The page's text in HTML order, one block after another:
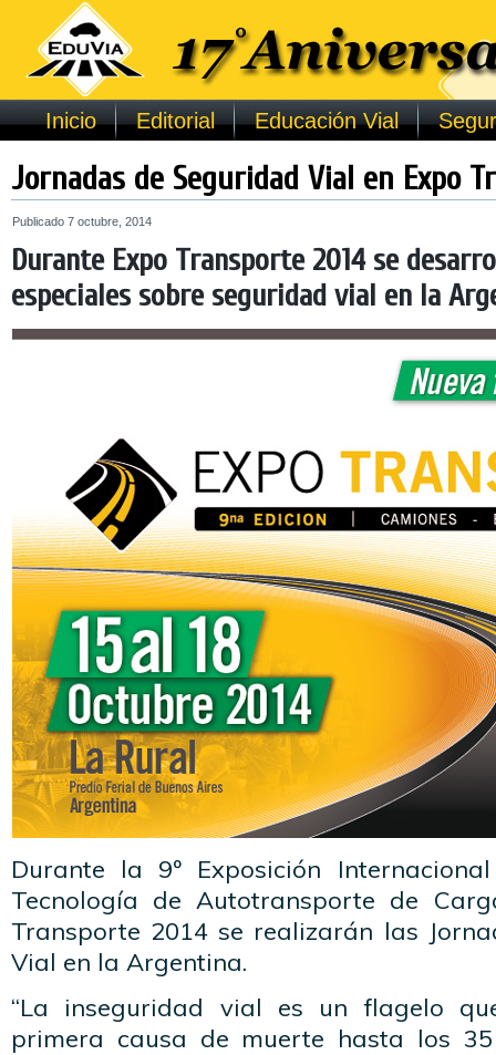
Inicio Editorial Educación Vial
Jornadas de Seguridad Vial en Expo
Publicado 7 octubre, 2014
Durante Expo Transporte 2014 se
especiales sobre seguridad vial en la
Durante la 9º Exposición
Tecnología de Autotransporte de
Transporte 2014 se realizarán las
Vial en la Argentina.
“La inseguridad vial es un flagelo
primera causa de muerte hasta los